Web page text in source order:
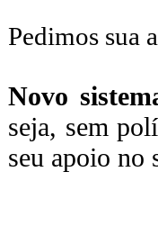
Pedimos sua
Novo
seja, sem
seu apoio no